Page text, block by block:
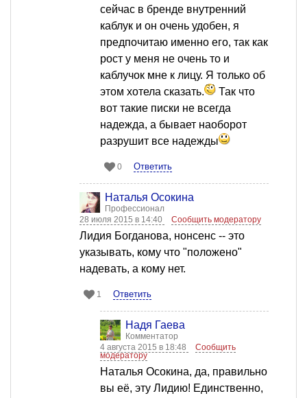
сейчас в бренде внутренний
каблук и он очень удобен, я
предпочитаю именно его, так как
рост у меня не очень то и
каблучок мне к лицу. Я только об
этом хотела сказать.
Так что
вот такие писки не всегда
надежда, а бывает наоборот
разрушит все надежды
0 Ответить
Наталья Осокина
Профессионал
28 июля 2015 в 14:40
Сообщить модератору
Лидия Богданова, нонсенс -- это
указывать, кому что "положено"
надевать, а кому нет.
1 Ответить
Надя Гаева
Комментатор
4 августа 2015 в 18:48
Сообщить
модератору
Наталья Осокина, да, правильно
вы её, эту Лидию! Единственно,